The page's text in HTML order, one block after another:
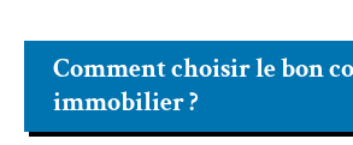
Comment choisir le bon
immobilier ?